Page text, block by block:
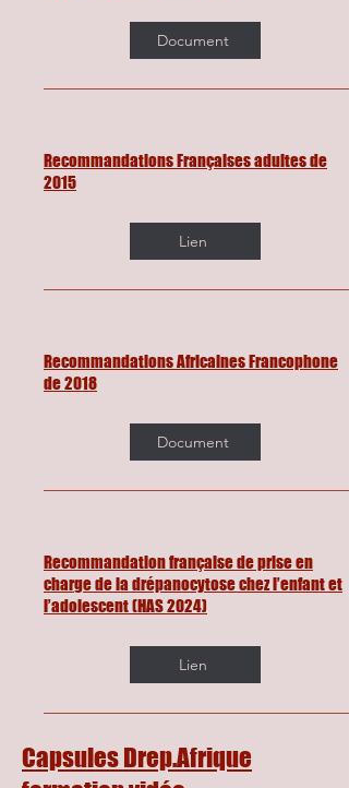
Document
Recommandations Françaises adultes de
2015
Lien
Recommandations Africaines Francophone
de 2018
Document
Recommandation française de prise en
charge de la drépanocytose chez l’enfant et
l’adolescent (HAS 2024)
Lien
Capsules Drep.Afrique